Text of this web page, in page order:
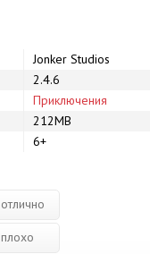
Jonker Studios
2.4.6
Приключения
212MB
6+
отлично
плохо